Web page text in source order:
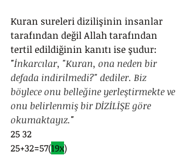
Kuran sureleri dizilişinin insanlar
tarafından değil Allah tarafından
tertil edildiğinin kanıtı ise şudur:
"İnkarcılar, "Kuran, ona neden bir
defada indirilmedi?" dediler. Biz
böylece onu belleğine yerleştirmekte ve
onu belirlenmiş bir DİZİLİŞE göre
okumaktayız."
25 32
25+32=57(19x)